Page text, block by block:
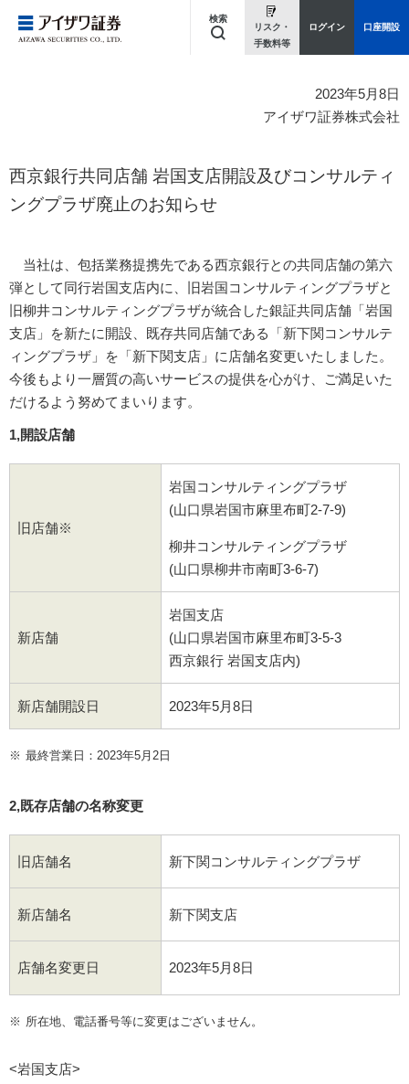
検索
リスク・
手数料等
ログイン 口座開設
2023年5月8日
アイザワ証券株式会社
西京銀行共同店舗 岩国支店開設及びコンサルティ
ングプラザ廃止のお知らせ
当社は、包括業務提携先である西京銀行との共同店舗の第六
弾として同行岩国支店内に、旧岩国コンサルティングプラザと
旧柳井コンサルティングプラザが統合した銀証共同店舗「岩国
支店」を新たに開設、既存共同店舗である「新下関コンサルテ
ィングプラザ」を「新下関支店」に店舗名変更いたしました。
今後もより一層質の高いサービスの提供を心がけ、ご満足いた
だけるよう努めてまいります。
1,開設店舗
旧店舗※
岩国コンサルティングプラザ
(山口県岩国市麻里布町2-7-9)
柳井コンサルティングプラザ
(山口県柳井市南町3-6-7)
新店舗
岩国支店
(山口県岩国市麻里布町3-5-3
西京銀行 岩国支店内)
新店舗開設日 2023年5月8日
※ 最終営業日：2023年5月2日
2,既存店舗の名称変更
旧店舗名 新下関コンサルティングプラザ
新店舗名 新下関支店
店舗名変更日 2023年5月8日
※ 所在地、電話番号等に変更はございません。
<岩国支店>